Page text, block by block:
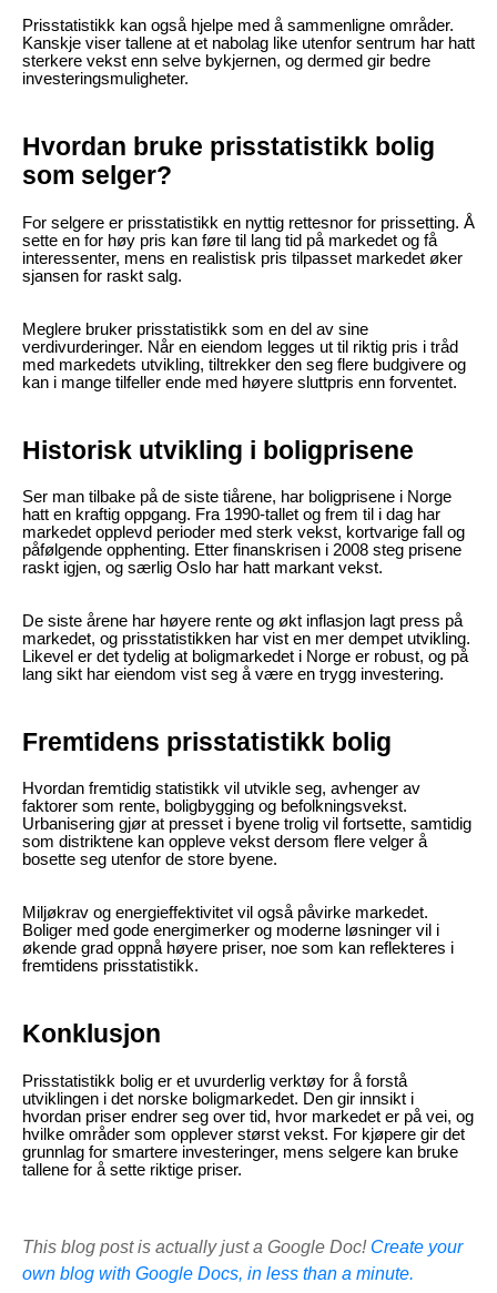
Prisstatistikk kan også hjelpe med å sammenligne områder.
Kanskje viser tallene at et nabolag like utenfor sentrum har hatt
sterkere vekst enn selve bykjernen, og dermed gir bedre
investeringsmuligheter.
Hvordan bruke prisstatistikk bolig
som selger?
For selgere er prisstatistikk en nyttig rettesnor for prissetting. Å
sette en for høy pris kan føre til lang tid på markedet og få
interessenter, mens en realistisk pris tilpasset markedet øker
sjansen for raskt salg.
Meglere bruker prisstatistikk som en del av sine
verdivurderinger. Når en eiendom legges ut til riktig pris i tråd
med markedets utvikling, tiltrekker den seg flere budgivere og
kan i mange tilfeller ende med høyere sluttpris enn forventet.
Historisk utvikling i boligprisene
Ser man tilbake på de siste tiårene, har boligprisene i Norge
hatt en kraftig oppgang. Fra 1990-tallet og frem til i dag har
markedet opplevd perioder med sterk vekst, kortvarige fall og
påfølgende opphenting. Etter finanskrisen i 2008 steg prisene
raskt igjen, og særlig Oslo har hatt markant vekst.
De siste årene har høyere rente og økt inflasjon lagt press på
markedet, og prisstatistikken har vist en mer dempet utvikling.
Likevel er det tydelig at boligmarkedet i Norge er robust, og på
lang sikt har eiendom vist seg å være en trygg investering.
Fremtidens prisstatistikk bolig
Hvordan fremtidig statistikk vil utvikle seg, avhenger av
faktorer som rente, boligbygging og befolkningsvekst.
Urbanisering gjør at presset i byene trolig vil fortsette, samtidig
som distriktene kan oppleve vekst dersom flere velger å
bosette seg utenfor de store byene.
Miljøkrav og energieffektivitet vil også påvirke markedet.
Boliger med gode energimerker og moderne løsninger vil i
økende grad oppnå høyere priser, noe som kan reflekteres i
fremtidens prisstatistikk.
Konklusjon
Prisstatistikk bolig er et uvurderlig verktøy for å forstå
utviklingen i det norske boligmarkedet. Den gir innsikt i
hvordan priser endrer seg over tid, hvor markedet er på vei, og
hvilke områder som opplever størst vekst. For kjøpere gir det
grunnlag for smartere investeringer, mens selgere kan bruke
tallene for å sette riktige priser.
This blog post is actually just a Google Doc! Create your
own blog with Google Docs, in less than a minute.